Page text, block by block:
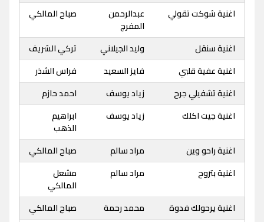
اغنية شوكت تقولي
عبدالرحمن
المفرج
صباح المالكي
اغنية سنقل وليد الجيلاني
تركي الشريف
اغنية عفية قلبي
فايز السعيد
فراس الشذر
اغنية تشفيلي جرح
زياد يوسف
احمد حازم
اغنية جيت اكلك
زياد يوسف
ابراهيم
الذهب
اغنية راحو وين
مراد سالم
صباح المالكي
اغنية بتروح
مراد سالم
مشعل
المالكي
اغنية يرحولك فدوة
محمد رحمة
صباح المالكي